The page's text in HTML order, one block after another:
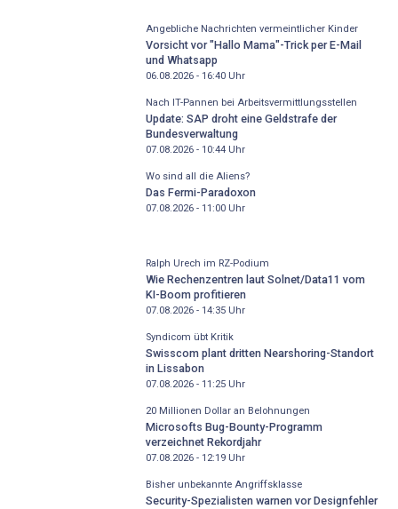
Angebliche Nachrichten vermeintlicher Kinder
Vorsicht vor "Hallo Mama"-Trick per E-Mail
und Whatsapp
06.08.2026 - 16:40Uhr
Nach IT-Pannen bei Arbeitsvermittlungsstellen
Update: SAP droht eine Geldstrafe der
Bundesverwaltung
07.08.2026 - 10:44Uhr
Wo sind all die Aliens?
Das Fermi-Paradoxon
07.08.2026 - 11:00Uhr
Ralph Urech im RZ-Podium
Wie Rechenzentren laut Solnet/Data11 vom
KI-Boom profitieren
07.08.2026 - 14:35Uhr
Syndicom übt Kritik
Swisscom plant dritten Nearshoring-Standort
in Lissabon
07.08.2026 - 11:25Uhr
20 Millionen Dollar an Belohnungen
Microsofts Bug-Bounty-Programm
verzeichnet Rekordjahr
07.08.2026 - 12:19Uhr
Bisher unbekannte Angriffsklasse
Security-Spezialisten warnen vor Designfehler